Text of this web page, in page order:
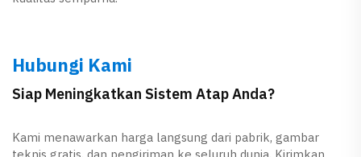
Hubungi Kami
Siap Meningkatkan Sistem Atap Anda?
Kami menawarkan harga langsung dari pabrik, gambar